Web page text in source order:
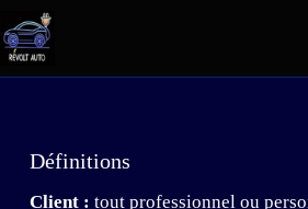
Définitions
Client : tout professionnel ou